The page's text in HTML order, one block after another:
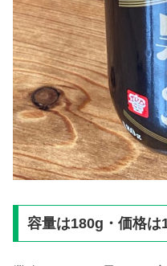
容量は180g・価格は